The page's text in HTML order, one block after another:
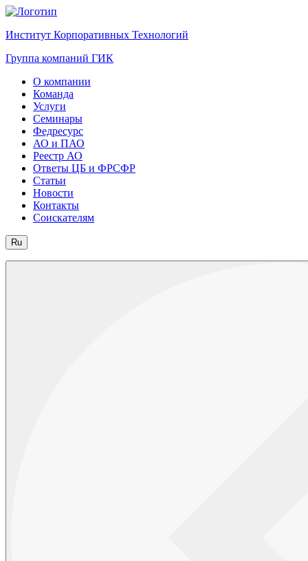
Институт Корпоративных Технологий
Группа компаний ГИК
О компании
Команда
Услуги
Семинары
Федресурс
АО и ПАО
Реестр АО
Ответы ЦБ и ФРСФР
Статьи
Новости
Контакты
Соискателям
Ru